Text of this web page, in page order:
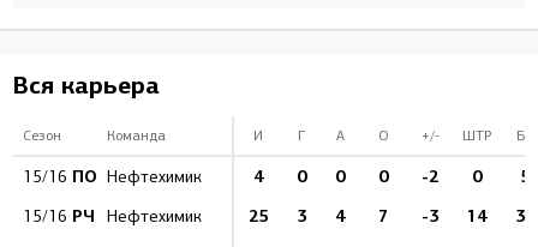
Вся карьера
Сезон Команда И Г А О +/- ШТР БВ
15/16 ПО Нефтехимик 4 0 0 0 -2 0 5
15/16 РЧ Нефтехимик 25 3 4 7 -3 14 35